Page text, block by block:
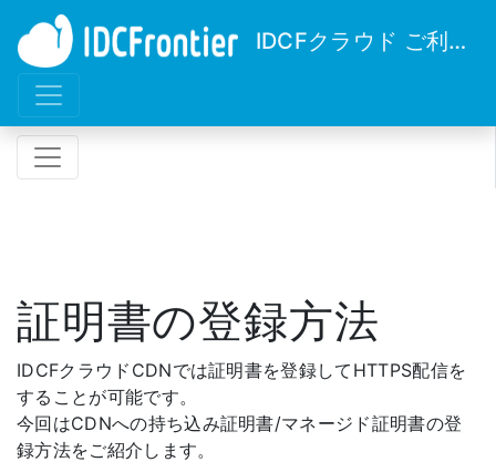
IDCFクラウド ご利用ガイド
証明書の登録方法
IDCFクラウドCDNでは証明書を登録してHTTPS配信を
することが可能です。
今回はCDNへの持ち込み証明書/マネージド証明書の登
録方法をご紹介します。